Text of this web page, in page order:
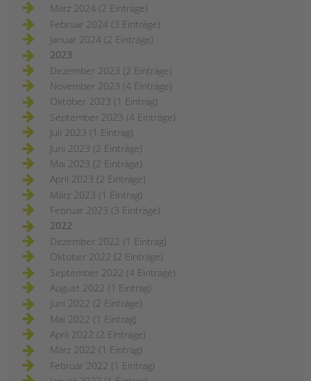
März 2024 (2 Einträge)
Februar 2024 (3 Einträge)
Januar 2024 (2 Einträge)
2023
Dezember 2023 (2 Einträge)
November 2023 (4 Einträge)
Oktober 2023 (1 Eintrag)
September 2023 (4 Einträge)
Juli 2023 (1 Eintrag)
Juni 2023 (2 Einträge)
Mai 2023 (2 Einträge)
April 2023 (2 Einträge)
März 2023 (1 Eintrag)
Februar 2023 (3 Einträge)
2022
Dezember 2022 (1 Eintrag)
Oktober 2022 (2 Einträge)
September 2022 (4 Einträge)
August 2022 (1 Eintrag)
Juni 2022 (2 Einträge)
Mai 2022 (1 Eintrag)
April 2022 (2 Einträge)
März 2022 (1 Eintrag)
Februar 2022 (1 Eintrag)